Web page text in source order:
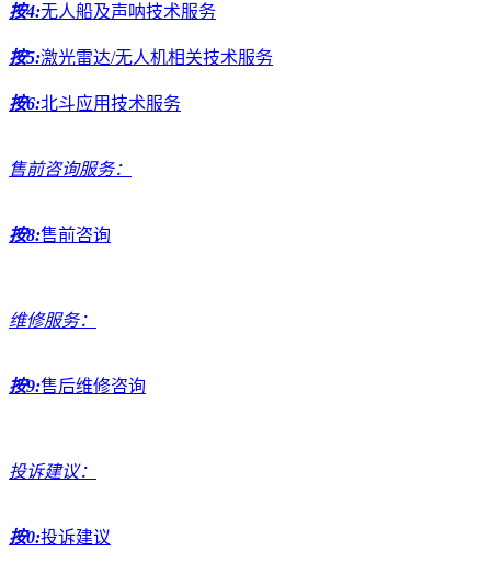
按4:无人船及声呐技术服务
按5:激光雷达/无人机相关技术服务
按6:北斗应用技术服务
售前咨询服务：
按8:售前咨询
维修服务：
按9:售后维修咨询
投诉建议：
按0:投诉建议